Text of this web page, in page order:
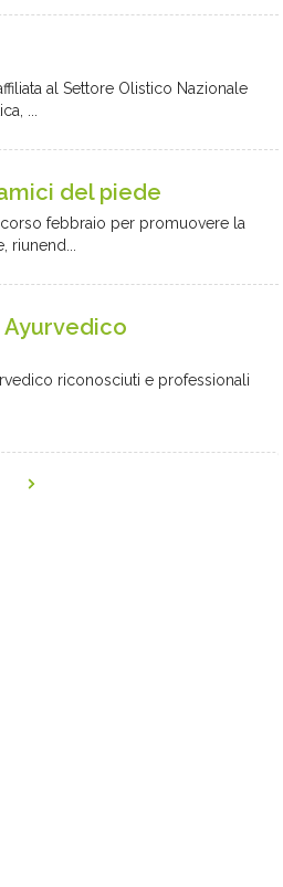
al Settore Olistico Nazionale
...
del piede
febbraio per promuovere la
Ayurvedico
riconosciuti e professionali